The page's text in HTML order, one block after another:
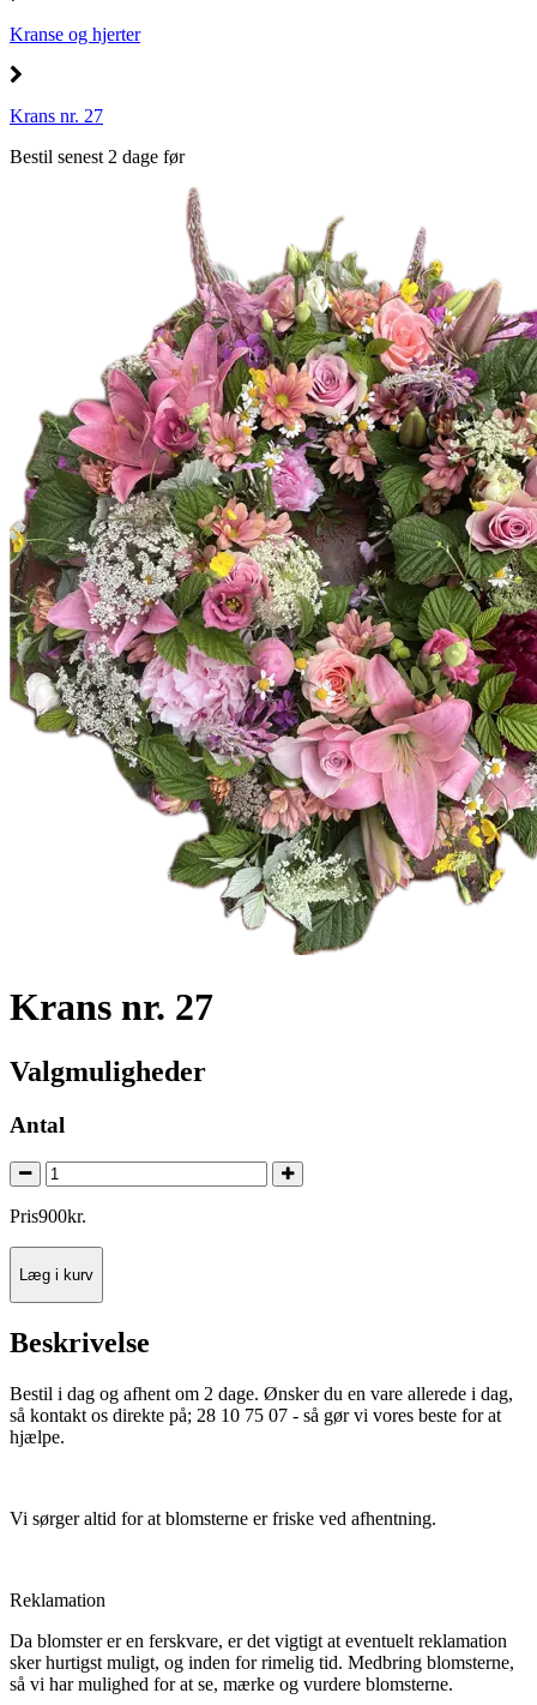
Kranse og hjerter
Krans nr. 27
Bestil senest 2 dage før
Krans nr. 27
Valgmuligheder
Antal
Pris900kr.
Læg i kurv
Beskrivelse
Bestil i dag og afhent om 2 dage. Ønsker du en vare allerede i dag,
så kontakt os direkte på; 28 10 75 07 - så gør vi vores beste for at
hjælpe.
Vi sørger altid for at blomsterne er friske ved afhentning.
Reklamation
Da blomster er en ferskvare, er det vigtigt at eventuelt reklamation
sker hurtigst muligt, og inden for rimelig tid. Medbring blomsterne,
så vi har mulighed for at se, mærke og vurdere blomsterne.